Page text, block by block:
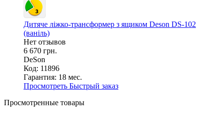
Дитяче ліжко-трансформер з ящиком Deson DS-102
(ваніль)
Нет отзывов
6 670 грн.
DeSon
Код: 11896
Гарантия: 18 мес.
Просмотреть Быстрый заказ
Просмотренные товары